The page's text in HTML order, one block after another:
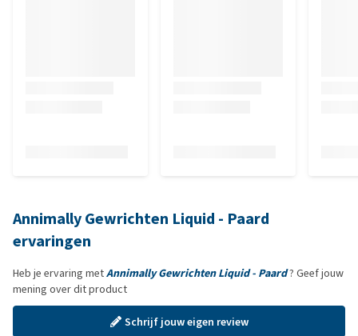
Annimally Gewrichten Liquid - Paard
ervaringen
Heb je ervaring metAnnimally Gewrichten Liquid - Paard? Geef jouw
mening over dit product
Schrijf jouw eigen review